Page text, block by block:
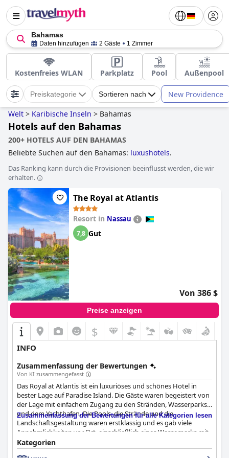
Bahamas
Daten hinzufügen 2 Gäste 1 Zimmer
Kostenfreies WLAN Parkplatz Pool Außenpool
Preiskategorie Sortieren nach New Providence
Welt > Karibische Inseln > Bahamas
Hotels auf den Bahamas
200+ HOTELS AUF DEN BAHAMAS
Beliebte Suchen auf den Bahamas: luxushotels.
Das Ranking kann durch die Provisionen beeinflusst werden, die wir
erhalten.
The Royal at Atlantis
Resort in Nassau
7,8 Gut
Von 386 $
Preise anzeigen
$
INFO
Zusammenfassung der Bewertungen
Von KI zusammengefasst
Das Royal at Atlantis ist ein luxuriöses und schönes Hotel in
bester Lage auf Paradise Island. Die Gäste waren begeistert von
der Lage mit einfachem Zugang zu den Stränden, Wasserparks
und dem Yachthafen. Die Pools, die Strände und die
Landschaftsgestaltung waren erstklassig und es gab viele
Annehmlichkeiten vor Ort, einschließlich eines Wasserparks mit
schönen Pools. Trotz der vielen Angebote sagten die Gäste, dass
es auch außerhalb des Hotels Möglichkeiten zum Essen und
Zusammenfassung der Bewertungen für alle Kategorien lesen
Kategorien